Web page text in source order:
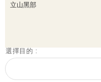
立山黑部
選擇目的 :